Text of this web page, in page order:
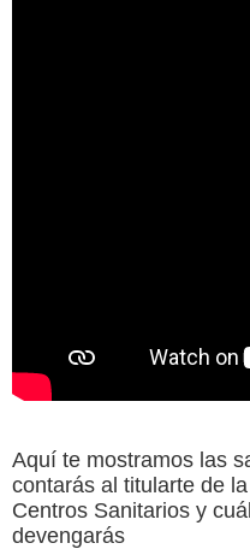
Aquí te mostramos las
contarás al titularte de
Centros Sanitarios y
devengarás